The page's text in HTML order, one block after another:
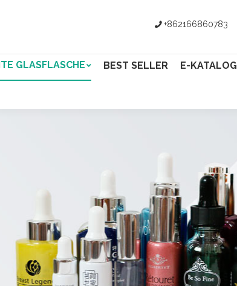
+862166860783
GLASFLASCHE BEST SELLER E-KATALOG